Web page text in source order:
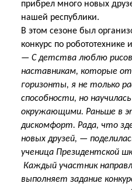
прибрел много новых
нашей республики.
В этом сезоне был
конкурс по робототехнике
— С детства люблю
наставникам, которые
горизонты, я не только
способности, но
окружающими. Раньше в
дискомфорт. Рада, что
новых друзей, —
ученица Президентской
Каждый участник
выполняет задание